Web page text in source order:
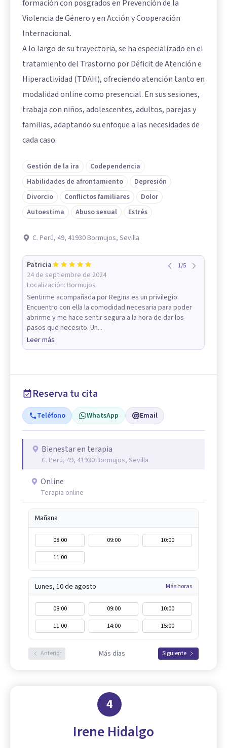
formación con posgrados en Prevención de la
Violencia de Género y en Acción y Cooperación
Internacional.
A lo largo de su trayectoria, se ha especializado en el
tratamiento del Trastorno por Déficit de Atención e
Hiperactividad (TDAH), ofreciendo atención tanto en
modalidad online como presencial. En sus sesiones,
trabaja con niños, adolescentes, adultos, parejas y
familias, adaptando su enfoque a las necesidades de
cada caso.
Gestión de la ira
Codependencia
Habilidades de afrontamiento
Depresión
Divorcio
Conflictos familiares
Dolor
Autoestima
Abuso sexual Estrés
C. Perú, 49, 41930 Bormujos, Sevilla
Patricia
24 de septiembre de 2024
Localización: Bormujos
1/5
Sentirme acompañada por Regina es un privilegio.
Encuentro con ella la comodidad necesaria para poder
abrirme y me hace sentir segura a la hora de dar los
pasos que necesito. Un...
Leer más
Reserva tu cita
Teléfono WhatsApp Email
Bienestar en terapia
C. Perú, 49, 41930 Bormujos, Sevilla
Online
Terapia online
Mañana
08:00 09:00
10:00
11:00
Lunes, 10 de agosto Más horas
08:00 09:00
10:00
11:00
14:00 15:00
Anterior Más días Siguiente
4
Irene Hidalgo